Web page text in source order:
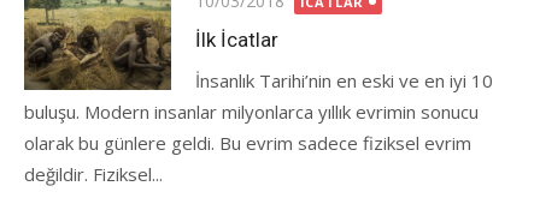
on
İlk İcatlar
İnsanlık Tarihi’nin en eski ve en iyi 10
buluşu. Modern insanlar milyonlarca yıllık evrimin sonucu
olarak bu günlere geldi. Bu evrim sadece fiziksel evrim
değildir. Fiziksel...